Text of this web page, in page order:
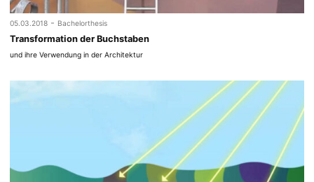
05.03.2018 - Bachelorthesis
Transformation der Buchstaben
und ihre Verwendung in der Architektur